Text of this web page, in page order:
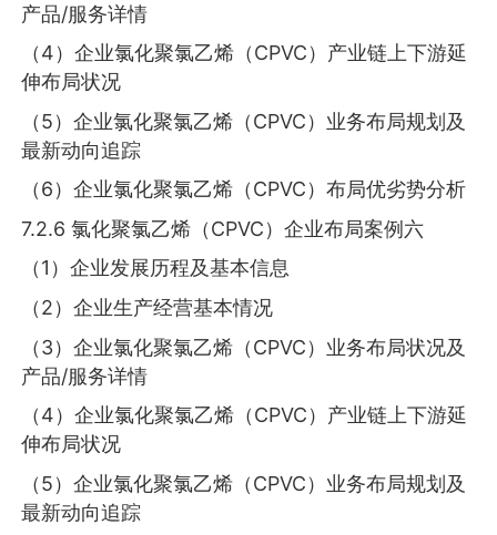
产品/服务详情
（4）企业氯化聚氯乙烯（CPVC）产业链上下游延
伸布局状况
（5）企业氯化聚氯乙烯（CPVC）业务布局规划及
最新动向追踪
（6）企业氯化聚氯乙烯（CPVC）布局优劣势分析
7.2.6 氯化聚氯乙烯（CPVC）企业布局案例六
（1）企业发展历程及基本信息
（2）企业生产经营基本情况
（3）企业氯化聚氯乙烯（CPVC）业务布局状况及
产品/服务详情
（4）企业氯化聚氯乙烯（CPVC）产业链上下游延
伸布局状况
（5）企业氯化聚氯乙烯（CPVC）业务布局规划及
最新动向追踪